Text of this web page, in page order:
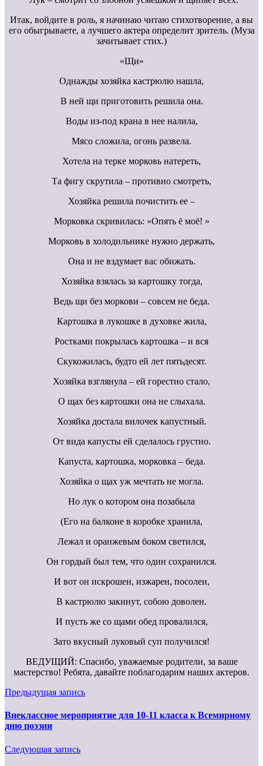
Итак, войдите в роль, я начинаю читаю стихотворение, а вы
его обыгрываете, а лучшего актера определит зритель. (Муза
зачитывает стих.)
«Щи»
Однажды хозяйка кастрюлю нашла,
В ней щи приготовить решила она.
Воды из-под крана в нее налила,
Мясо сложила, огонь развела.
Хотела на терке морковь натереть,
Та фигу скрутила – противно смотреть,
Хозяйка решила почистить ее –
Морковка скривилась: «Опять ё моё! »
Морковь в холодильнике нужно держать,
Она и не вздумает вас обижать.
Хозяйка взялась за картошку тогда,
Ведь щи без моркови – совсем не беда.
Картошка в лукошке в духовке жила,
Ростками покрылась картошка – и вся
Скукожилась, будто ей лет пятьдесят.
Хозяйка взглянула – ей горестно стало,
О щах без картошки она не слыхала.
Хозяйка достала вилочек капустный.
От вида капусты ей сделалось грустно.
Капуста, картошка, морковка – беда.
Хозяйка о щах уж мечтать не могла.
Но лук о котором она позабыла
(Его на балконе в коробке хранила,
Лежал и оранжевым боком светился,
Он гордый был тем, что один сохранился.
И вот он искрошен, изжарен, посолен,
В кастрюлю закинут, собою доволен.
И пусть же со щами обед провалился,
Зато вкусный луковый суп получился!
ВЕДУЩИЙ: Спасибо, уважаемые родители, за ваше
мастерство! Ребята, давайте поблагодарим наших актеров.
Предыдущая запись
Внеклассное мероприятие для 10-11 класса к Всемирному
дню поэзии
Следующая запись